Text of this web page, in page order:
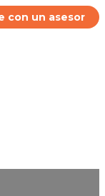
con un asesor